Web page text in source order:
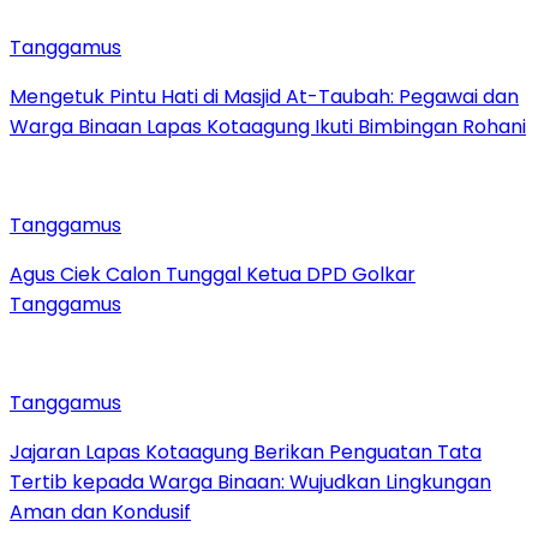
Tanggamus
Mengetuk Pintu Hati di Masjid At-Taubah: Pegawai dan
Warga Binaan Lapas Kotaagung Ikuti Bimbingan Rohani
Tanggamus
Agus Ciek Calon Tunggal Ketua DPD Golkar
Tanggamus
Tanggamus
Jajaran Lapas Kotaagung Berikan Penguatan Tata
Tertib kepada Warga Binaan: Wujudkan Lingkungan
Aman dan Kondusif